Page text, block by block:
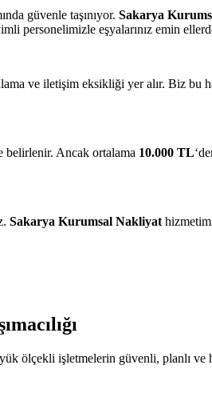
güvenle taşınıyor. Sakarya
personelimizle eşyalarınız emin
ve iletişim eksikliği yer alır. Biz bu
belirlenir. Ancak ortalama 10.000 TL
Sakarya Kurumsal Nakliyat
işletmelerin güvenli, planlı ve